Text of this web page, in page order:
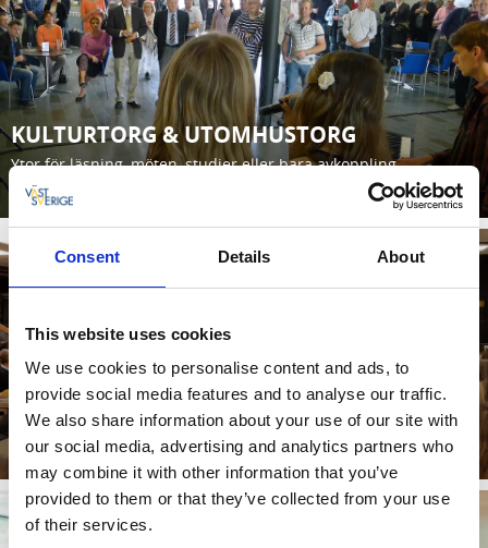
Consent Details About
This website uses cookies
We use cookies to personalise content and ads, to
provide social media features and to analyse our traffic.
We also share information about your use of our site with
our social media, advertising and analytics partners who
may combine it with other information that you’ve
provided to them or that they’ve collected from your use
of their services.
KULTURTORG & UTOMHUSTORG
Ytor för läsning, möten, studier eller bara avkoppling
Läs mer
KVARTERSKVÄLLAR
Utvalda torsdagar anordnas Kvarterskvällar i kvarteret.
Läs mer